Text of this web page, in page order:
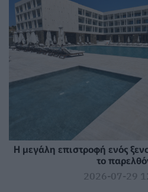
Η μεγάλη επιστροφή ενός
το
2026-07-29